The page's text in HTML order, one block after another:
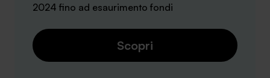
2024 fino ad esaurimento fondi
Scopri